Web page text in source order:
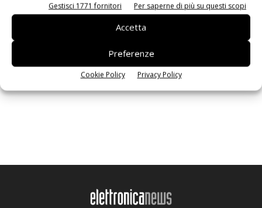
Gestisci 1771 fornitori Per saperne di più su questi scopi
Accetta
Preferenze
Cookie Policy Privacy Policy
Edicola web
ISCRIVITI ALLA NEWSLETTER